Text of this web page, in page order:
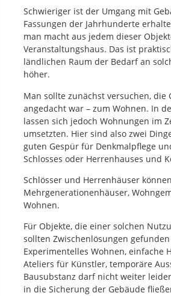
Schwieriger ist der Umgang mit
Fassungen der Jahrhunderte
man macht aus jedem dieser
Veranstaltungshaus. Das ist
ländlichen Raum der Bedarf an
höher.
Man sollte zunächst versuchen,
angedacht war – zum Wohnen. In
lassen sich jedoch Wohnungen im
umsetzten. Hier sind also zwei
guten Gespür für Denkmalpflege
Schlosses oder Herrenhauses und
Schlösser und Herrenhäuser
Mehrgenerationenhäuser,
Wohnen.
Für Objekte, die einer solchen
sollten Zwischenlösungen
Experimentelles Wohnen, einfache
Ateliers für Künstler, temporäre
Bausubstanz darf nicht weiter
in die Sicherung der Gebäude